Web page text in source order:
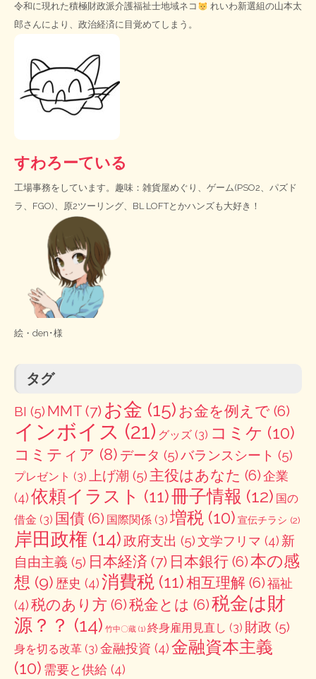
令和に現れた積極財政派介護福祉士地域ネコ
れいわ新選組の山本太
郎さんにより、政治経済に目覚めてしまう。
すわろーている
工場事務をしています。趣味：雑貨屋めぐり、ゲーム(PSO2、パズド
ラ、FGO)、原2ツーリング、BL LOFTとかハンズも大好き！
絵・ den･様
タグ
BI (5) MMT (7) お金 (15) お金を例えで (6)
インボイス (21) グッズ (3) コミケ (10)
コミティア (8) データ (5)バランスシート (5)
プレゼント (3) 上げ潮 (5) 主役はあなた (6)企業
(4)依頼イラスト (11)冊子情報 (12) 国の
借金 (3) 国債 (6) 国際関係 (3) 増税 (10) 宣伝チラシ (2)
岸田政権 (14)政府支出 (5)文学フリマ (4) 新
自由主義 (5) 日本経済 (7) 日本銀行 (6)本の感
想 (9) 歴史 (4)消費税 (11)相互理解 (6)福祉
(4)税のあり方 (6)税金とは (6)税金は財
源？？ (14) 竹中〇蔵 (1) 終身雇用見直し (3) 財政 (5)
身を切る改革 (3) 金融投資 (4)金融資本主義
(10) 需要と供給 (4)